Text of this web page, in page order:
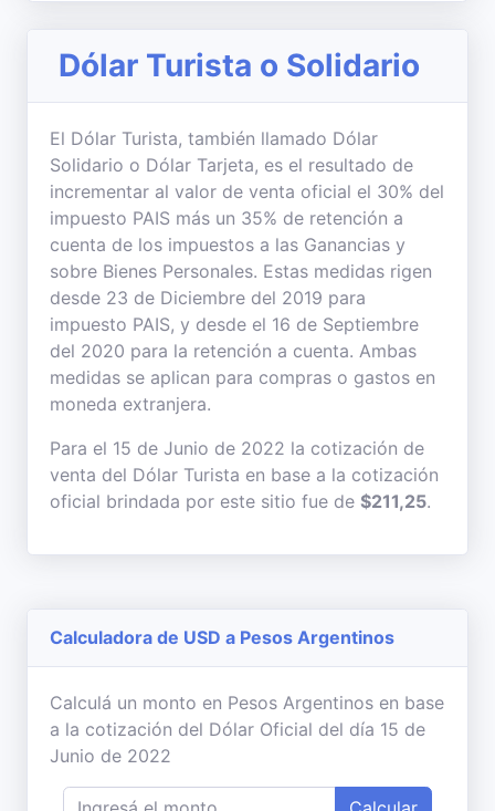
Dólar Turista o Solidario
El Dólar Turista, también llamado Dólar
Solidario o Dólar Tarjeta, es el resultado de
incrementar al valor de venta oficial el 30% del
impuesto PAIS más un 35% de retención a
cuenta de los impuestos a las Ganancias y
sobre Bienes Personales. Estas medidas rigen
desde 23 de Diciembre del 2019 para
impuesto PAIS, y desde el 16 de Septiembre
del 2020 para la retención a cuenta. Ambas
medidas se aplican para compras o gastos en
moneda extranjera.
Para el 15 de Junio de 2022 la cotización de
venta del Dólar Turista en base a la cotización
oficial brindada por este sitio fue de $211,25.
Calculadora de USD a Pesos Argentinos
Calculá un monto en Pesos Argentinos en base
a la cotización del Dólar Oficial del día 15 de
Junio de 2022